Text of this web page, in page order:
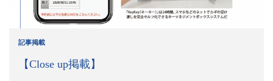
記事掲載
【Close up掲載】